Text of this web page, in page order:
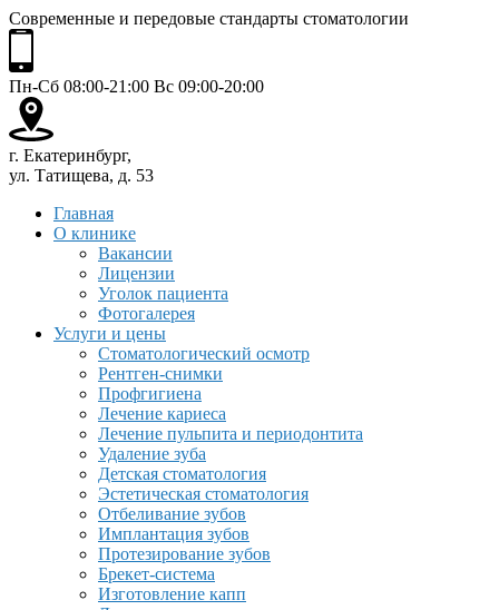
Современные и передовые стандарты стоматологии
Пн-Сб 08:00-21:00 Вс 09:00-20:00
г. Екатеринбург,
ул. Татищева, д. 53
Главная
О клинике
Вакансии
Лицензии
Уголок пациента
Фотогалерея
Услуги и цены
Стоматологический осмотр
Рентген-снимки
Профгигиена
Лечение кариеса
Лечение пульпита и периодонтита
Удаление зуба
Детская стоматология
Эстетическая стоматология
Отбеливание зубов
Имплантация зубов
Протезирование зубов
Брекет-система
Изготовление капп